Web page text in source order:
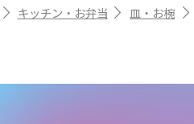
キッチン・お弁当 皿・お椀